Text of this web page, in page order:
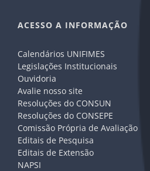
ACESSO A INFORMAÇÃO
Calendários UNIFIMES
Legislações Institucionais
Ouvidoria
Avalie nosso site
Resoluções do CONSUN
Resoluções do CONSEPE
Comissão Própria de Avaliação
Editais de Pesquisa
Editais de Extensão
NAPSI